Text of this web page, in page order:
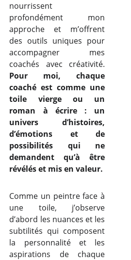
nourrissent
profondément mon
approche et m’offrent
des outils uniques pour
accompagner mes
coachés avec créativité.
Pour moi, chaque
coaché est comme une
toile vierge ou un
roman à écrire : un
univers d’histoires,
d’émotions et de
possibilités qui ne
demandent qu’à être
révélés et mis en valeur.
Comme un peintre face à
une toile, j’observe
d’abord les nuances et les
subtilités qui composent
la personnalité et les
aspirations de chaque